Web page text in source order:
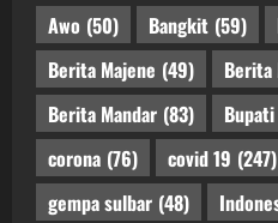
Awo (50) Bangkit (59)
Berita Majene (49) Berita
Berita Mandar (83)
corona (76) covid 19 (247)
gempa sulbar (48)